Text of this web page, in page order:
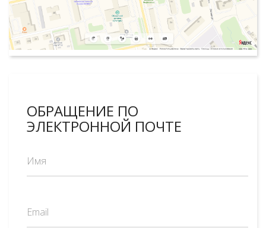
ОБРАЩЕНИЕ ПО
ЭЛЕКТРОННОЙ ПОЧТЕ